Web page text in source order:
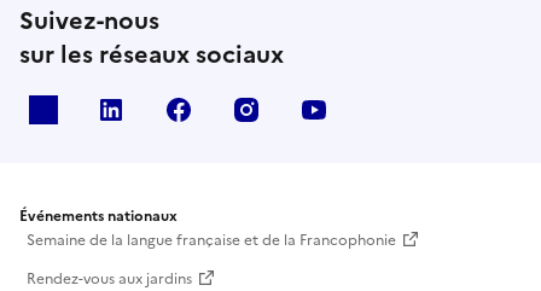
Suivez-nous
sur les réseaux sociaux
Linkedin Facebook Instagram
Événements nationaux
Semaine de la langue française et de la Francophonie
Rendez-vous aux jardins